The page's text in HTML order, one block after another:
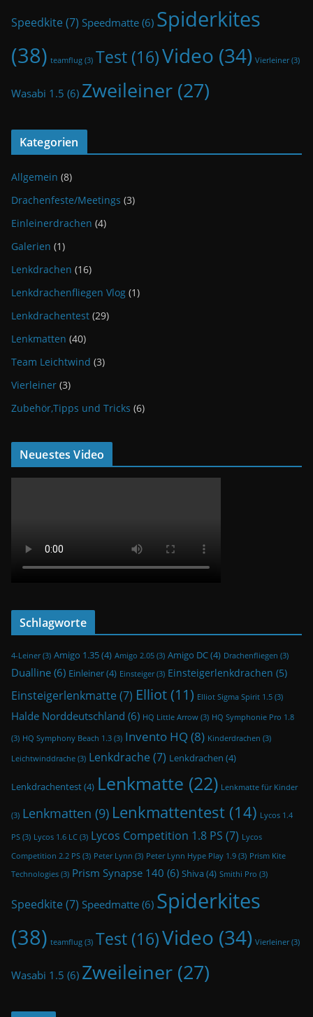
Speedkite (7) Speedmatte(6) Spiderkites
(38) teamflug (3) Test (16)Video (34) Vierleiner(3)
Wasabi 1.5 (6) Zweileiner (27)
Kategorien
Allgemein (8)
Drachenfeste/Meetings (3)
Einleinerdrachen (4)
Galerien (1)
Lenkdrachen (16)
Lenkdrachenfliegen Vlog (1)
Lenkdrachentest (29)
Lenkmatten (40)
Team Leichtwind (3)
Vierleiner (3)
Zubehör,Tipps und Tricks (6)
Neuestes Video
Schlagworte
4-Leiner(3) Amigo 1.35(4) Amigo 2.05 (3) Amigo DC(4) Drachenfliegen (3)
Dualline(6) Einleiner(4) Einsteiger(3) Einsteigerlenkdrachen (5)
Einsteigerlenkmatte (7) Elliot(11) Elliot Sigma Spirit 1.5 (3)
Halde Norddeutschland (6) HQ Little Arrow (3) HQ Symphonie Pro 1.8
(3) HQ Symphony Beach 1.3 (3) Invento HQ(8) Kinderdrachen (3)
Leichtwinddrache (3) Lenkdrache (7) Lenkdrachen (4)
Lenkdrachentest(4) Lenkmatte (22) Lenkmatte für Kinder
(3) Lenkmatten (9) Lenkmattentest (14) Lycos 1.4
PS (3) Lycos 1.6 LC (3) Lycos Competition 1.8 PS (7) Lycos
Competition 2.2 PS (3) Peter Lynn (3) Peter Lynn Hype Play 1.9 (3) Prism Kite
Technologies (3) Prism Synapse 140 (6) Shiva(4) Smithi Pro (3)
Speedkite (7) Speedmatte(6) Spiderkites
(38) teamflug (3) Test (16)Video (34) Vierleiner(3)
Wasabi 1.5 (6) Zweileiner (27)